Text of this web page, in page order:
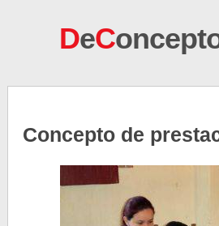
DeC
Concepto de